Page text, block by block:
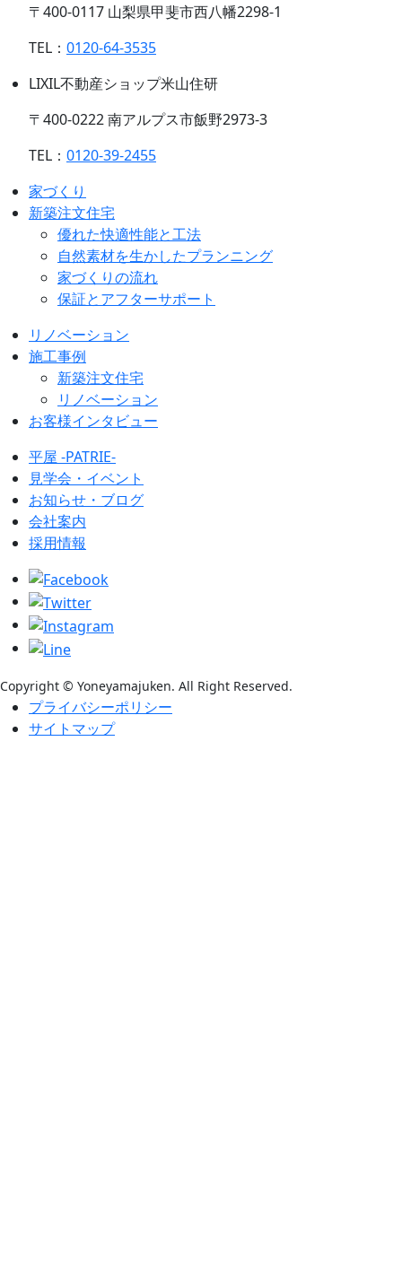
〒400-0117 山梨県甲斐市西八幡2298-1
TEL： 0120-64-3535
LIXIL不動産ショップ米山住研
〒400-0222 南アルプス市飯野2973-3
TEL： 0120-39-2455
家づくり
新築注文住宅
優れた快適性能と工法
自然素材を生かしたプランニング
家づくりの流れ
保証とアフターサポート
リノベーション
施工事例
新築注文住宅
リノベーション
お客様インタビュー
平屋 -PATRIE-
見学会・イベント
お知らせ・ブログ
会社案内
採用情報
Copyright © Yoneyamajuken. All Right Reserved.
プライバシーポリシー
サイトマップ